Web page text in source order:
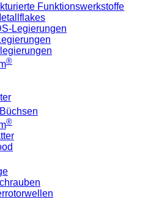
Funktionswerkstoffe
Legierungen
®
®